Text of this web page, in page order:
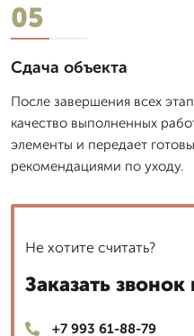
05
Сдача объекта
После завершения всех
качество выполненных
элементы и передает
рекомендациями по уходу.
Не хотите считать?
Заказать звонок
+7 993 61-88-79